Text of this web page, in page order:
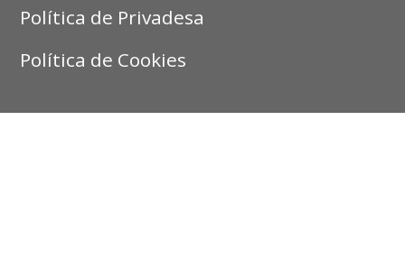
Política de Privadesa
Política de Cookies